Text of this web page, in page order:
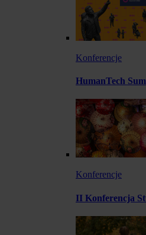
Konferencje
HumanTech
Konferencje
II Konferencja